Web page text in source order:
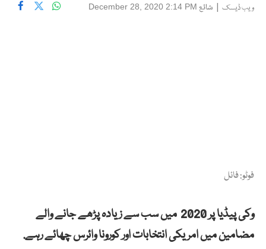
ویب ڈیسک | شائع December 28, 2020 2:14 PM
فوٹو: فائل
وکی پیڈیا پر 2020 میں سب سے زیادہ پڑھے جانے والے
مضامین میں امریکی انتخابات اور کورونا وائرس چھائے رہے.